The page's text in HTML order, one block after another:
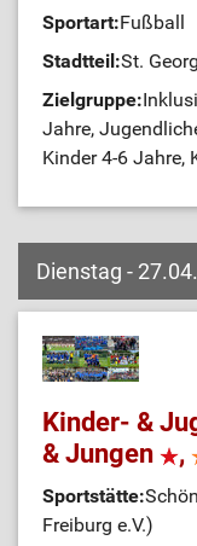
Sportart:Fußball
Stadtteil:St.
Zielgruppe:
Jahre,
Kinder 4-6 Jahre,
Dienstag -
Kinder- &
& Jungen
,
Sportstätte:
Freiburg e.V.)